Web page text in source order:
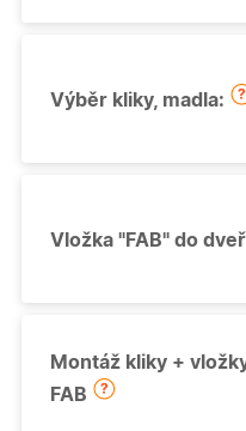
Výběr kliky, madla:
Vložka "FAB" do
Montáž kliky +
FAB